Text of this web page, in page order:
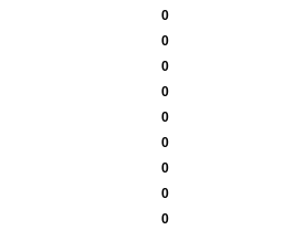
0
0
0
0
0
0
0
0
0